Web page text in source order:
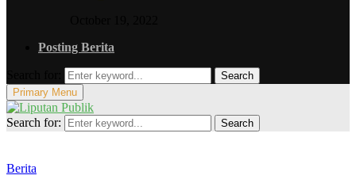
Posting Berita
Search
Primary Menu
Search for: Search
Berita